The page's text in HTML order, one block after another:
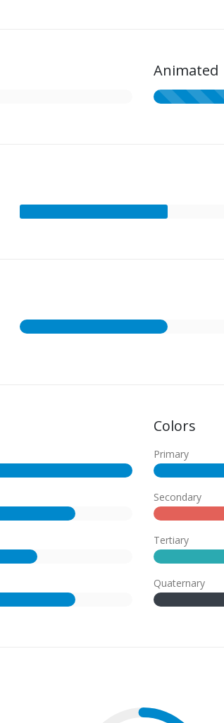
Animated
Colors
Primary
Secondary
Tertiary
Quaternary